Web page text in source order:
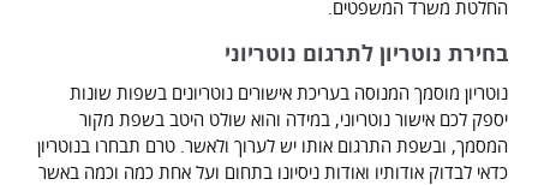
החלטת משרד המשפטים.
בחירת נוטריון לתרגום נוטריוני
נוטריון מוסמך המנוסה בעריכת אישורים נוטריונים בשפות שונות
יספק לכם אישור נוטריוני, במידה והוא שולט היטב בשפת מקור
המסמך, ובשפת התרגום אותו יש לערוך ולאשר. טרם תבחרו בנוטריון
כדאי לבדוק אודותיו ואודות ניסיונו בתחום ועל אחת כמה וכמה באשר